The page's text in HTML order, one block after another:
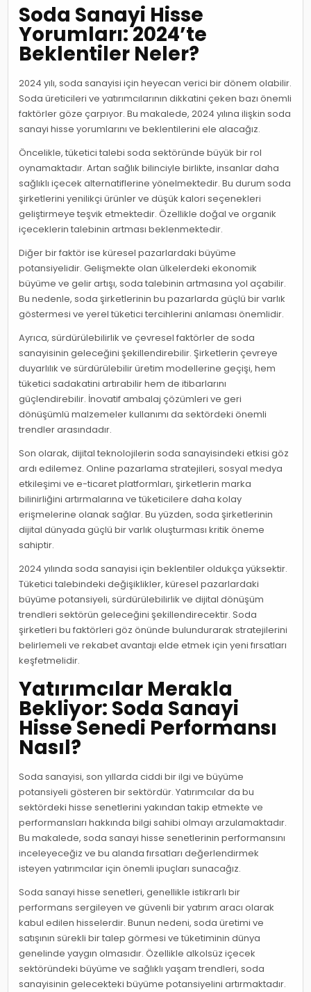
Soda Sanayi Hisse
Yorumları: 2024’te
Beklentiler Neler?
2024 yılı, soda sanayisi için heyecan verici bir dönem olabilir.
Soda üreticileri ve yatırımcılarının dikkatini çeken bazı önemli
faktörler göze çarpıyor. Bu makalede, 2024 yılına ilişkin soda
sanayi hisse yorumlarını ve beklentilerini ele alacağız.
Öncelikle, tüketici talebi soda sektöründe büyük bir rol
oynamaktadır. Artan sağlık bilinciyle birlikte, insanlar daha
sağlıklı içecek alternatiflerine yönelmektedir. Bu durum soda
şirketlerini yenilikçi ürünler ve düşük kalori seçenekleri
geliştirmeye teşvik etmektedir. Özellikle doğal ve organik
içeceklerin talebinin artması beklenmektedir.
Diğer bir faktör ise küresel pazarlardaki büyüme
potansiyelidir. Gelişmekte olan ülkelerdeki ekonomik
büyüme ve gelir artışı, soda talebinin artmasına yol açabilir.
Bu nedenle, soda şirketlerinin bu pazarlarda güçlü bir varlık
göstermesi ve yerel tüketici tercihlerini anlaması önemlidir.
Ayrıca, sürdürülebilirlik ve çevresel faktörler de soda
sanayisinin geleceğini şekillendirebilir. Şirketlerin çevreye
duyarlılık ve sürdürülebilir üretim modellerine geçişi, hem
tüketici sadakatini artırabilir hem de itibarlarını
güçlendirebilir. İnovatif ambalaj çözümleri ve geri
dönüşümlü malzemeler kullanımı da sektördeki önemli
trendler arasındadır.
Son olarak, dijital teknolojilerin soda sanayisindeki etkisi göz
ardı edilemez. Online pazarlama stratejileri, sosyal medya
etkileşimi ve e-ticaret platformları, şirketlerin marka
bilinirliğini artırmalarına ve tüketicilere daha kolay
erişmelerine olanak sağlar. Bu yüzden, soda şirketlerinin
dijital dünyada güçlü bir varlık oluşturması kritik öneme
sahiptir.
2024 yılında soda sanayisi için beklentiler oldukça yüksektir.
Tüketici talebindeki değişiklikler, küresel pazarlardaki
büyüme potansiyeli, sürdürülebilirlik ve dijital dönüşüm
trendleri sektörün geleceğini şekillendirecektir. Soda
şirketleri bu faktörleri göz önünde bulundurarak stratejilerini
belirlemeli ve rekabet avantajı elde etmek için yeni fırsatları
keşfetmelidir.
Yatırımcılar Merakla
Bekliyor: Soda Sanayi
Hisse Senedi Performansı
Nasıl?
Soda sanayisi, son yıllarda ciddi bir ilgi ve büyüme
potansiyeli gösteren bir sektördür. Yatırımcılar da bu
sektördeki hisse senetlerini yakından takip etmekte ve
performansları hakkında bilgi sahibi olmayı arzulamaktadır.
Bu makalede, soda sanayi hisse senetlerinin performansını
inceleyeceğiz ve bu alanda fırsatları değerlendirmek
isteyen yatırımcılar için önemli ipuçları sunacağız.
Soda sanayi hisse senetleri, genellikle istikrarlı bir
performans sergileyen ve güvenli bir yatırım aracı olarak
kabul edilen hisselerdir. Bunun nedeni, soda üretimi ve
satışının sürekli bir talep görmesi ve tüketiminin dünya
genelinde yaygın olmasıdır. Özellikle alkolsüz içecek
sektöründeki büyüme ve sağlıklı yaşam trendleri, soda
sanayisinin gelecekteki büyüme potansiyelini artırmaktadır.